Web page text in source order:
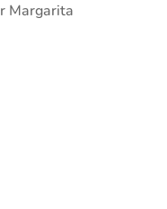
Margarita